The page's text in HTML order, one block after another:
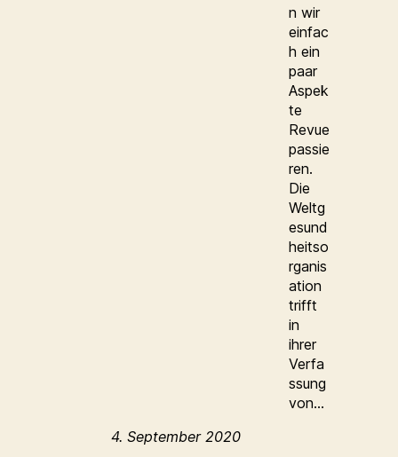
n wir
einfac
h ein
paar
Aspek
te
Revue
passie
ren.
Die
Weltg
esund
heitso
rganis
ation
trifft
in
ihrer
Verfa
ssung
von…
4. September 2020